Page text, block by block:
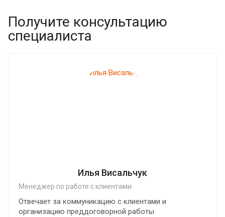
Получите консультацию
специалиста
Илья Висальчук
Менеджер по работе с клиентами
Отвечает за коммуникацию с клиентами и
организацию преддоговорной работы